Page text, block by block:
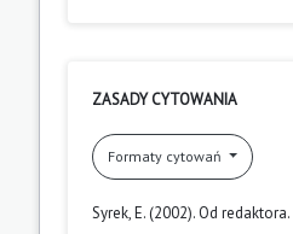
ZASADY CYTOWANIA
Formaty cytowań
Syrek, E. (2002). Od redaktora.